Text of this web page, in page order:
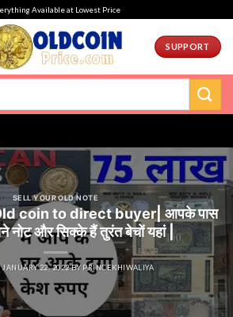
Available at Lowest Price
SUPPORT
SELL YOUR OLD NOTE
coin to direct buyer| आपके पास
नोट और सिक्के हैं तुरंत बेचों यहां |
JANUARY 22, 2022 BY PRINCEKHIWALIYA